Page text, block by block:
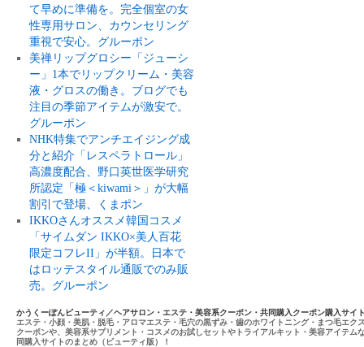
て早めに準備を。完全個室の女
性専用サロン、カウンセリング
重視で安心。グルーポン
美禅リップグロシー「ジューシ
ー」1本でリップクリーム・美容
液・グロスの働き。ブログでも
注目の季節アイテムが激安で。
グルーポン
NHK特集でアンチエイジング成
分と紹介「レスペラトロール」
高濃度配合、野口英世医学研究
所認定「極＜kiwami＞」が大幅
割引で登場、くまポン
IKKOさんオススメ韓国コスメ
「サイムダン IKKO×美人百花
限定コフレII」が半額。日本で
はロッテスタイル通販でのみ販
売。グルーポン
かうくーぽんビューティ／ヘアサロン・エステ・美容系クーポン・共同購入クーポン購入サイ
エステ・小顔・美肌・脱毛・アロマエステ・毛穴の黒ずみ・歯のホワイトニング・まつ毛エ
クーポンや、美容系サプリメント・コスメのお試しセットやトライアルキット・美容アイテ
同購入サイトのまとめ（ビューティ版）！